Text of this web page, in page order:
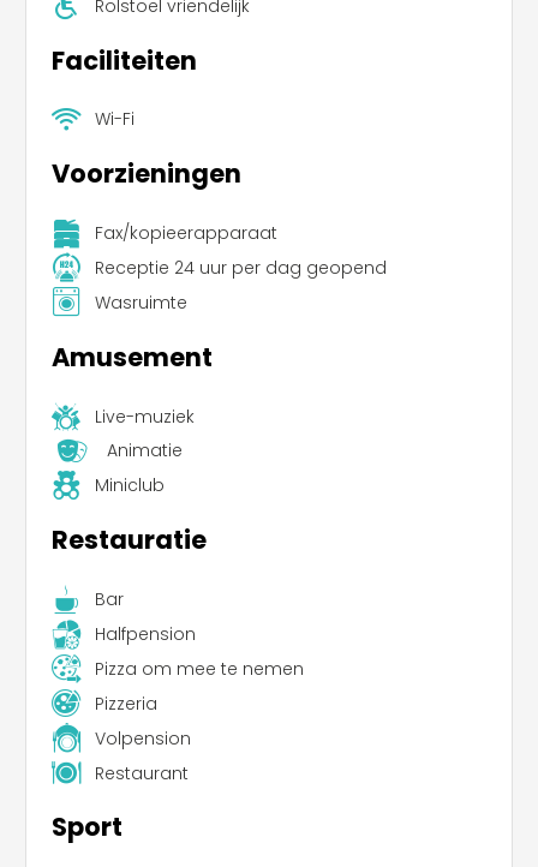
Rolstoel vriendelijk
Faciliteiten
Wi-Fi
Voorzieningen
Fax/kopieerapparaat
Receptie 24 uur per dag geopend
Wasruimte
Amusement
Live-muziek
Animatie
Miniclub
Restauratie
Bar
Halfpension
Pizza om mee te nemen
Pizzeria
Volpension
Restaurant
Sport